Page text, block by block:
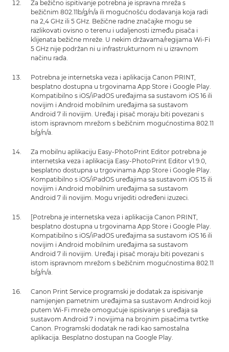
Za bežično ispitivanje potrebna je ispravna mreža s
bežičnim 802.11b/g/n/a ili mogućnošću dodavanja koja radi
na 2,4 GHz ili 5 GHz. Bežične radne značajke mogu se
razlikovati ovisno o terenu i udaljenosti između pisača i
klijenata bežične mreže. U nekim državama/regijama Wi-Fi
5 GHz nije podržan ni u infrastrukturnom ni u izravnom
načinu rada.
Potrebna je internetska veza i aplikacija Canon PRINT,
besplatno dostupna u trgovinama App Store i Google Play.
Kompatibilno s iOS/iPadOS uređajima sa sustavom iOS 16 ili
novijim i Android mobilnim uređajima sa sustavom
Android 7 ili novijim. Uređaj i pisač moraju biti povezani s
istom ispravnom mrežom s bežičnim mogućnostima 802.11
b/g/n/a.
Za mobilnu aplikaciju Easy-PhotoPrint Editor potrebna je
internetska veza i aplikacija Easy-PhotoPrint Editor v1.9.0,
besplatno dostupna u trgovinama App Store i Google Play.
Kompatibilno s iOS/iPadOS uređajima sa sustavom iOS 15 ili
novijim i Android mobilnim uređajima sa sustavom
Android 7 ili novijim. Mogu vrijediti određeni izuzeci.
[Potrebna je internetska veza i aplikacija Canon PRINT,
besplatno dostupna u trgovinama App Store i Google Play.
Kompatibilno s iOS/iPadOS uređajima sa sustavom iOS 16 ili
novijim i Android mobilnim uređajima sa sustavom
Android 7 ili novijim. Uređaj i pisač moraju biti povezani s
istom ispravnom mrežom s bežičnim mogućnostima 802.11
b/g/n/a.
Canon Print Service programski je dodatak za ispisivanje
namijenjen pametnim uređajima sa sustavom Android koji
putem Wi-Fi mreže omogućuje ispisivanje s uređaja sa
sustavom Android 7 i novijima na brojnim pisačima tvrtke
Canon. Programski dodatak ne radi kao samostalna
aplikacija. Besplatno dostupan na Google Play.